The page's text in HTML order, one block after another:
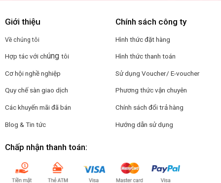
Giới thiệu
Về chúng tôi
Hợp tác với chúng tôi
Cơ hội nghề nghiệp
Quy chế sàn giao dịch
Các khuyến mãi đã bán
Blog & Tin tức
Chính sách công ty
Hình thức đặt hàng
Hình thức thanh toán
Sử dụng Voucher/ E-voucher
Phương thức vận chuyên
Chính sách đổi trả hàng
Hướng dẫn sử dụng
Chấp nhận thanh toán: